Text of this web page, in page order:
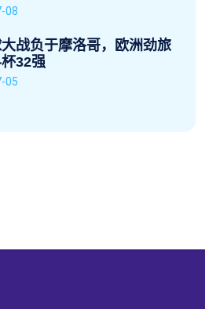
08
战负于摩洛哥，欧洲劲旅
32强
05